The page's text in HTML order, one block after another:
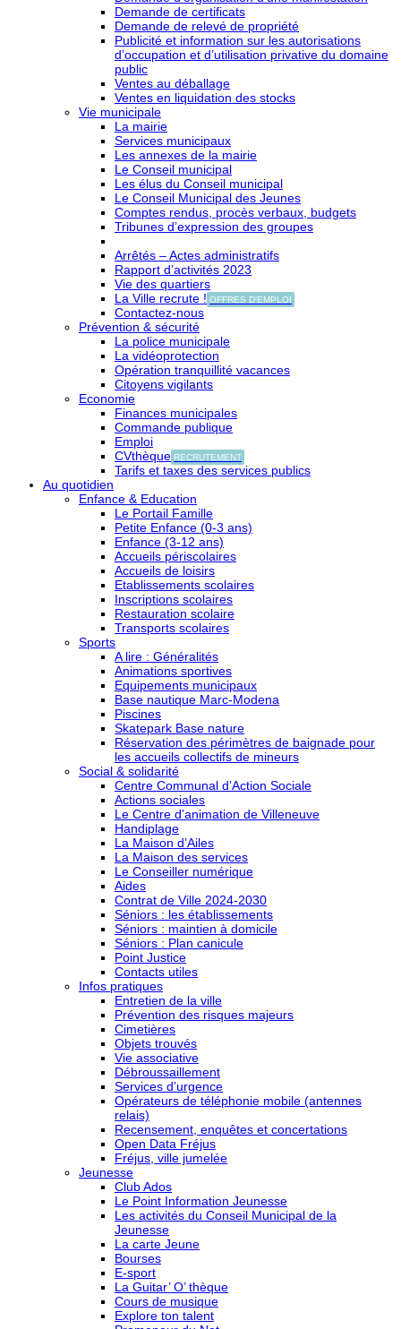
Demande de certificats
Demande de relevé de propriété
Publicité et information sur les autorisations
d’occupation et d’utilisation privative du domaine
public
Ventes au déballage
Ventes en liquidation des stocks
Vie municipale
La mairie
Services municipaux
Les annexes de la mairie
Le Conseil municipal
Les élus du Conseil municipal
Le Conseil Municipal des Jeunes
Comptes rendus, procès verbaux, budgets
Tribunes d’expression des groupes
Arrêtés – Actes administratifs
Rapport d’activités 2023
Vie des quartiers
La Ville recrute ! OFFRES D'EMPLOI
Contactez-nous
Prévention & sécurité
La police municipale
La vidéoprotection
Opération tranquillité vacances
Citoyens vigilants
Economie
Finances municipales
Commande publique
Emploi
CVthèque RECRUTEMENT
Tarifs et taxes des services publics
Au quotidien
Enfance & Education
Le Portail Famille
Petite Enfance (0-3 ans)
Enfance (3-12 ans)
Accueils périscolaires
Accueils de loisirs
Etablissements scolaires
Inscriptions scolaires
Restauration scolaire
Transports scolaires
Sports
A lire : Généralités
Animations sportives
Equipements municipaux
Base nautique Marc-Modena
Piscines
Skatepark Base nature
Réservation des périmètres de baignade pour
les accueils collectifs de mineurs
Social & solidarité
Centre Communal d’Action Sociale
Actions sociales
Le Centre d’animation de Villeneuve
Handiplage
La Maison d’Ailes
La Maison des services
Le Conseiller numérique
Aides
Contrat de Ville 2024-2030
Séniors : les établissements
Séniors : maintien à domicile
Séniors : Plan canicule
Point Justice
Contacts utiles
Infos pratiques
Entretien de la ville
Prévention des risques majeurs
Cimetières
Objets trouvés
Vie associative
Débroussaillement
Services d’urgence
Opérateurs de téléphonie mobile (antennes
relais)
Recensement, enquêtes et concertations
Open Data Fréjus
Fréjus, ville jumelée
Jeunesse
Club Ados
Le Point Information Jeunesse
Les activités du Conseil Municipal de la
Jeunesse
La carte Jeune
Bourses
E-sport
La Guitar’ O’ thèque
Cours de musique
Explore ton talent